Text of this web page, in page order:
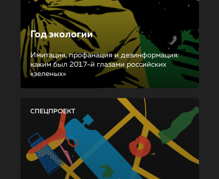
Год экологии
Имитация, профанация и дезинформация:
каким был 2017-й глазами российских
«зеленых»
СПЕЦПРОЕКТ